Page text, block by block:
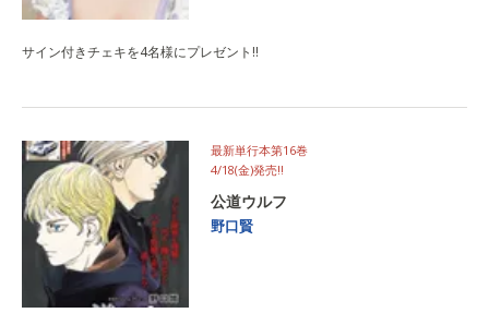
サイン付きチェキを4名様にプレゼント‼
最新単行本第16巻
4/18(金)発売‼
公道ウルフ
野口賢